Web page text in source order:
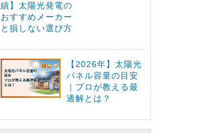
績】太陽光発電の
おすすめメーカー
と損しない選び方
【2026年】太陽光
パネル容量の目安
｜プロが教える最
適解とは？